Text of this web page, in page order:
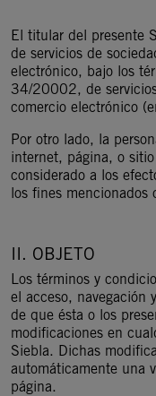
El titular del presente
de servicios de
electrónico, bajo los
34/20002, de
comercio electrónico
Por otro lado, la
internet, página, o
considerado a los
los fines mencionados
II. OBJETO
Los términos y
el acceso, navegación
de que ésta o los
modificaciones en
Siebla. Dichas
automáticamente una
página.